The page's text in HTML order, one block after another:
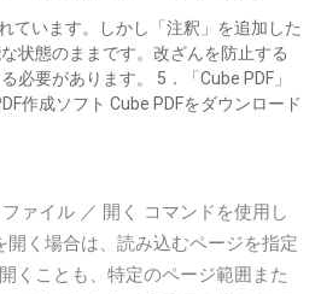
ています。しかし「注釈」を追加した
状態のままです。改ざんを防止する
必要があります。 5．「Cube PDF」
作成ソフト Cube PDFをダウンロード
ァイル ／ 開く コマンドを使用し
開く場合は、読み込むページを指定
くことも、特定のページ範囲また